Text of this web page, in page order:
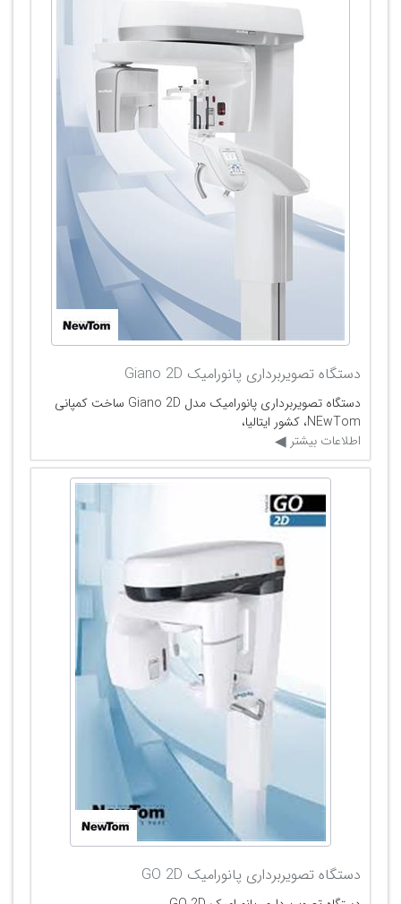
دستگاه تصویربرداری پانورامیک Giano 2D
دستگاه تصویربرداری پانورامیک مدل Giano 2D ساخت کمپانی
NEwTom، کشور ایتالیا،
اطلاعات بیشتر
دستگاه تصویربرداری پانورامیک GO 2D